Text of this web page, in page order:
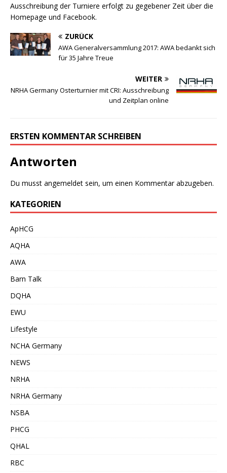
Ausschreibung der Turniere erfolgt zu gegebener Zeit über die
Homepage und Facebook.
ZURÜCK
AWA Generalversammlung 2017: AWA bedankt sich
für 35 Jahre Treue
WEITER
NRHA Germany Osterturnier mit CRI: Ausschreibung
und Zeitplan online
ERSTEN KOMMENTAR SCHREIBEN
Antworten
Du musst angemeldet sein, um einen Kommentar abzugeben.
KATEGORIEN
ApHCG
AQHA
AWA
Barn Talk
DQHA
EWU
Lifestyle
NCHA Germany
NEWS
NRHA
NRHA Germany
NSBA
PHCG
QHAL
RBC